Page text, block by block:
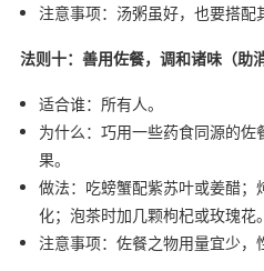
注意事项：汤粥虽好，也要搭配
法则十：善用佐餐，调和诸味（助
适合谁：所有人。
为什么：巧用一些药食同源的
果。
做法：吃螃蟹配紫苏叶或姜醋；
化；泡茶时加几颗枸杞或玫瑰花。
注意事项：佐餐之物用量宜少，